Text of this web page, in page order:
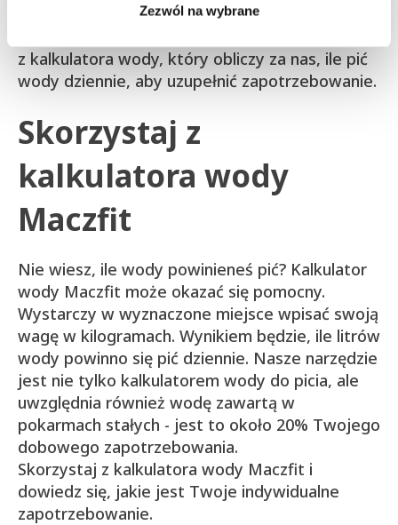
Zezwól na wybrane
wody. Inny przelicznik, to 1 ml wody na 1 kcal
z kalkulatora wody, który obliczy za nas, ile pić
wody dziennie, aby uzupełnić zapotrzebowanie.
Skorzystaj z
kalkulatora wody
Maczfit
Nie wiesz, ile wody powinieneś pić? Kalkulator
wody Maczfit może okazać się pomocny.
Wystarczy w wyznaczone miejsce wpisać swoją
wagę w kilogramach. Wynikiem będzie, ile litrów
wody powinno się pić dziennie. Nasze narzędzie
jest nie tylko kalkulatorem wody do picia, ale
uwzględnia również wodę zawartą w
pokarmach stałych - jest to około 20% Twojego
dobowego zapotrzebowania.
Skorzystaj z kalkulatora wody Maczfit i
dowiedz się, jakie jest Twoje indywidualne
zapotrzebowanie.